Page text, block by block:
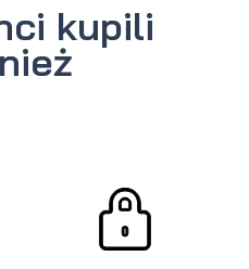
kupili